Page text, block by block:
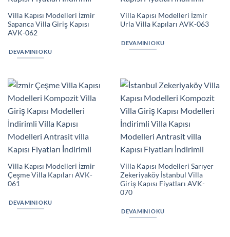
Villa Kapısı Modelleri İzmir
Sapanca Villa Giriş Kapısı
AVK-062
DEVAMINI OKU
Villa Kapısı Modelleri İzmir
Urla Villa Kapıları AVK-063
DEVAMINI OKU
Villa Kapısı Modelleri İzmir
Çeşme Villa Kapıları AVK-
061
DEVAMINI OKU
Villa Kapısı Modelleri Sarıyer
Zekeriyaköy İstanbul Villa
Giriş Kapısı Fiyatları AVK-
070
DEVAMINI OKU